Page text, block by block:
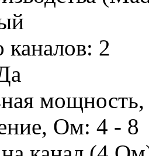
каналов: 2
Ом: 4 - 8